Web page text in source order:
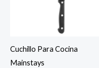
Cuchillo Para Cocina
Mainstays